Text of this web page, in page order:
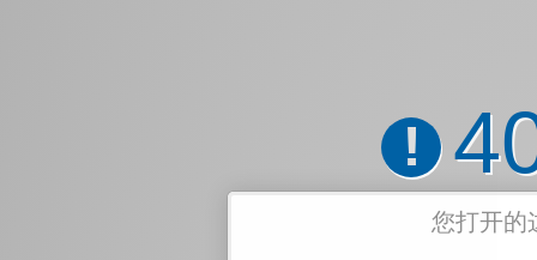
!
您打开的